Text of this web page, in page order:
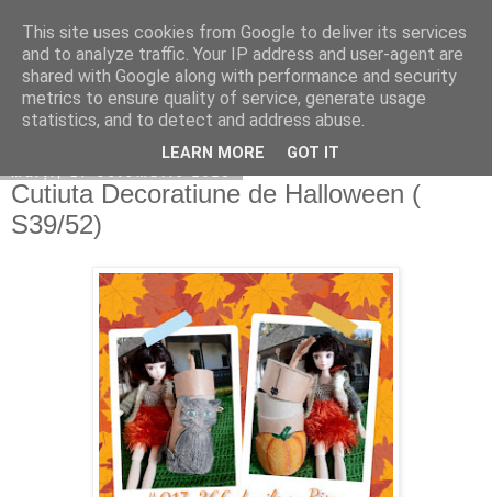
Copilarim
Cutiuta Decoratiune de Halloween (
S39/52)
This site uses cookies from Google to deliver its services
and to analyze traffic. Your IP address and user-agent are
shared with Google along with performance and security
metrics to ensure quality of service, generate usage
statistics, and to detect and address abuse.
LEARN MORE GOT IT